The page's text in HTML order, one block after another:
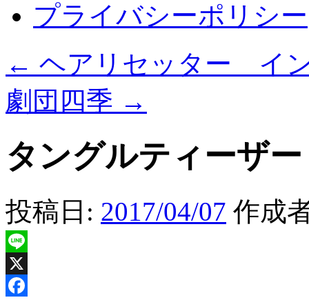
プライバシーポリシー
← ヘアリセッター イ
劇団四季 →
タングルティーザ
投稿日: 2017/04/07 作成
Line
X